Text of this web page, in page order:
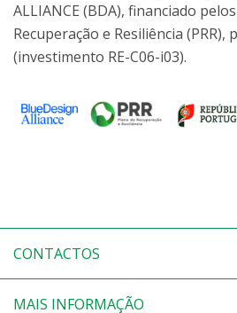
ALLIANCE (BDA), financiado
Recuperação e Resiliência (PRR),
(investimento RE-C06-i03).
CONTACTOS
MAIS INFORMAÇÃO